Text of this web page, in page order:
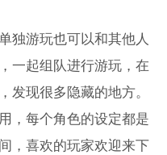
独游玩也可以和其他人
一起组队进行游玩，在
发现很多隐藏的地方。
，每个角色的设定都是
，喜欢的玩家欢迎来下